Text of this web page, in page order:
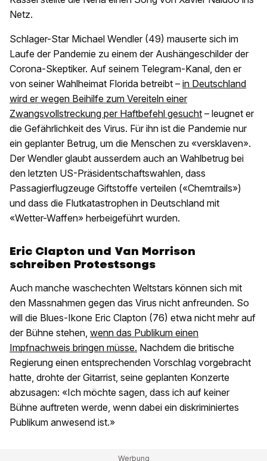
Netz.
Schlager-Star Michael Wendler (49) mauserte sich im
Laufe der Pandemie zu einem der Aushängeschilder der
Corona-Skeptiker. Auf seinem Telegram-Kanal, den er
von seiner Wahlheimat Florida betreibt – in Deutschland
wird er wegen Beihilfe zum Vereiteln einer
Zwangsvollstreckung per Haftbefehl gesucht – leugnet er
die Gefährlichkeit des Virus. Für ihn ist die Pandemie nur
ein geplanter Betrug, um die Menschen zu «versklaven».
Der Wendler glaubt ausserdem auch an Wahlbetrug bei
den letzten US-Präsidentschaftswahlen, dass
Passagierflugzeuge Giftstoffe verteilen («Chemtrails»)
und dass die Flutkatastrophen in Deutschland mit
«Wetter-Waffen» herbeigeführt wurden.
Eric Clapton und Van Morrison
schreiben Protestsongs
Auch manche waschechten Weltstars können sich mit
den Massnahmen gegen das Virus nicht anfreunden. So
will die Blues-Ikone Eric Clapton (76) etwa nicht mehr auf
der Bühne stehen, wenn das Publikum einen
Impfnachweis bringen müsse. Nachdem die britische
Regierung einen entsprechenden Vorschlag vorgebracht
hatte, drohte der Gitarrist, seine geplanten Konzerte
abzusagen: «Ich möchte sagen, dass ich auf keiner
Bühne auftreten werde, wenn dabei ein diskriminiertes
Publikum anwesend ist.»